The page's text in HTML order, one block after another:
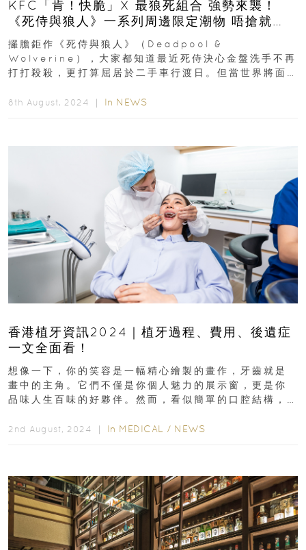
KFC「肯！快脆」X 最狼死組合 強勢來襲！
《死侍與狼人》一系列周邊限定潮物 唔搶就
笨！
攞膽鉅作《死侍與狼人》（Deadpool &
Wolverine），大家都知道最近死侍決心金盤洗手不再
打打殺殺，更打算屈居於二手車行渡日。但當世界將面
8th August, 2024 ｜ In NEWS
香港植牙資訊2024｜植牙過程、費用、後遺症
一文全面看！
想像一下，你的笑容是一幅精心繪製的畫作，牙齒就是
畫中的主角。它們不僅是你個人魅力的展示窗，更是你
品味人生百味的好夥伴。然而，看似簡單的口腔結構，
2nd August, 2024 ｜ In MEDICAL / NEWS